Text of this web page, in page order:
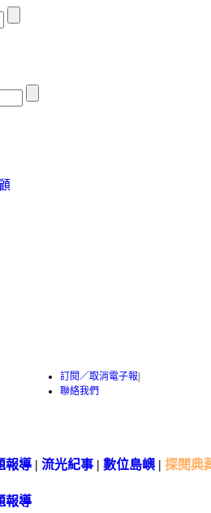
訂閱／取消電子報|
聯絡我們
報導| 流光紀事 | 數位島嶼 | 探閱典
報導